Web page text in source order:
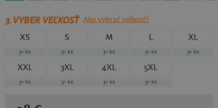
3.VYBER VEĽKOSŤ Ako vybrať veľkosť?
XS
3+ ks
S
3+ ks
M
3+ ks
L
3+ ks
XL
3+ ks
XXL
3+ ks
3XL
3+ ks
4XL
3+ ks
5XL
3+ ks